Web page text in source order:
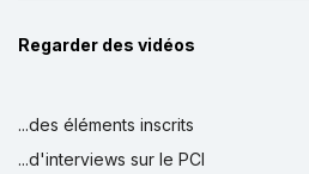
Regarder des vidéos
...des éléments inscrits
...d'interviews sur le PCI